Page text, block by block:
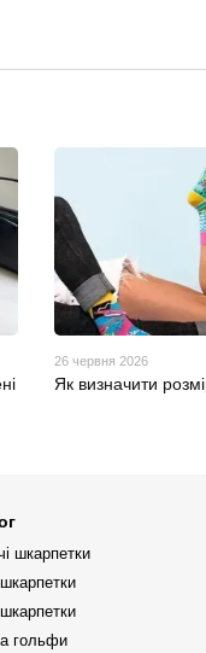
26 червня 2026
Як визначити
шкарпетки
гольфи